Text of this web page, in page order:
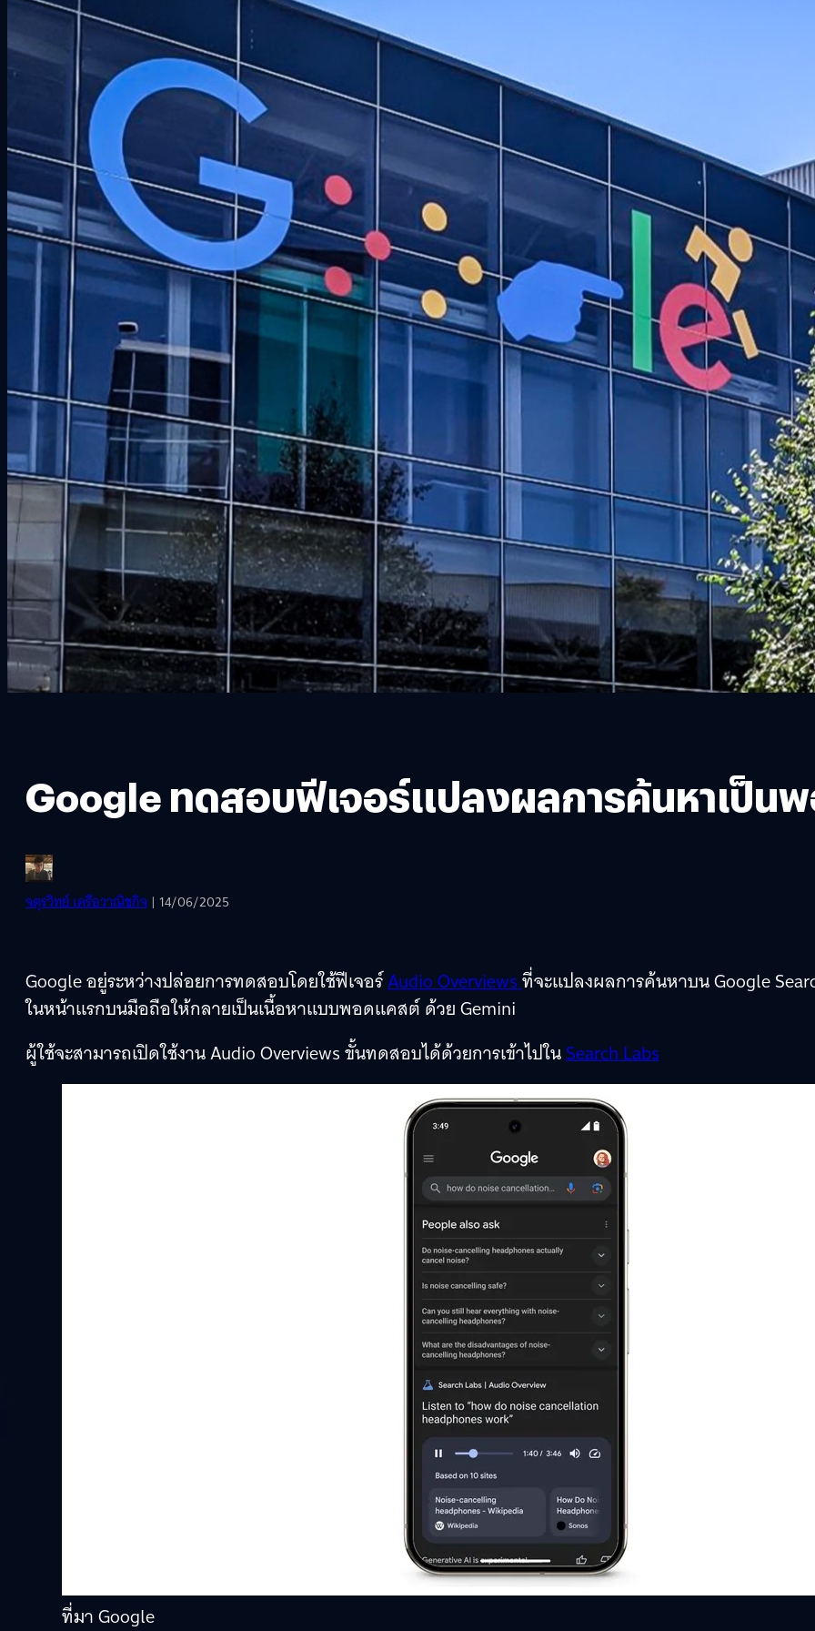
Google ทดสอบฟีเจอร์แปลงผลการค้นหาเป็น
จตุรวิทย์ เครือวาณิชกิจ | 14/06/2025
Google อยู่ระหว่างปล่อยการทดสอบโดยใช้ฟีเจอร์Audio Overviewsที่จะแปลงผลการค้นหาบน Google
ในหน้าแรกบนมือถือให้กลายเป็นเนื้อหาแบบพอดแคสต์ ด้วย Gemini
ผู้ใช้จะสามารถเปิดใช้งาน Audio Overviews ขั้นทดสอบได้ด้วยการเข้าไปในSearch Labs
ที่มา Google